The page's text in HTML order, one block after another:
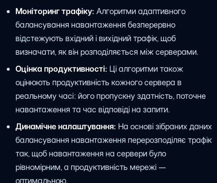
Моніторинг трафіку: Алгоритми адаптивного
балансування навантаження безперервно
відстежують вхідний і вихідний трафік, щоб
визначати, як він розподіляється між серверами.
Оцінка продуктивності: Ці алгоритми також
оцінюють продуктивність кожного сервера в
реальному часі: його пропускну здатність, поточне
навантаження та час відповіді на запити.
Динамічне налаштування: На основі зібраних даних
балансування навантаження перерозподіляє трафік
так, щоб навантаження на сервери було
рівномірним, а продуктивність мережі —
оптимальною.